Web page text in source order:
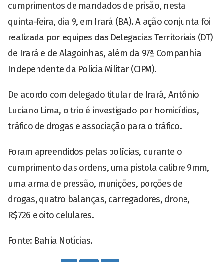
cumprimentos de mandados de prisão, nesta
quinta-feira, dia 9, em Irará (BA). A ação conjunta foi
realizada por equipes das Delegacias Territoriais (DT)
de Irará e de Alagoinhas, além da 97ª Companhia
Independente da Policia Militar (CIPM).
De acordo com delegado titular de Irará, Antônio
Luciano Lima, o trio é investigado por homicídios,
tráfico de drogas e associação para o tráfico.
Foram apreendidos pelas polícias, durante o
cumprimento das ordens, uma pistola calibre 9mm,
uma arma de pressão, munições, porções de
drogas, quatro balanças, carregadores, drone,
R$726 e oito celulares.
Fonte: Bahia Notícias.